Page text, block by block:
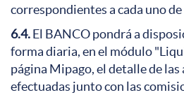
correspondientes a cada uno
6.4.El BANCO pondrá a
forma diaria, en el módulo
página Mipago, el detalle de
efectuadas junto con las